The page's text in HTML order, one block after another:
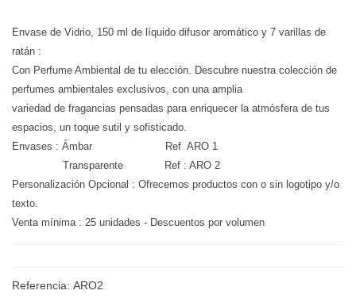
Envase de Vidrio, 150 ml de líquido difusor aromático y 7 varillas de
ratán :
Con Perfume Ambiental de tu elección. Descubre nuestra colección de
perfumes ambientales exclusivos, con una amplia
variedad de fragancias pensadas para enriquecer la atmósfera de tus
espacios, un toque sutil y sofisticado.
Envases : Ámbar Ref ARO 1
Transparente Ref : ARO 2
Personalización Opcional : Ofrecemos productos con o sin logotipo y/o
texto.
Venta mínima : 25 unidades - Descuentos por volumen
Referencia: ARO2